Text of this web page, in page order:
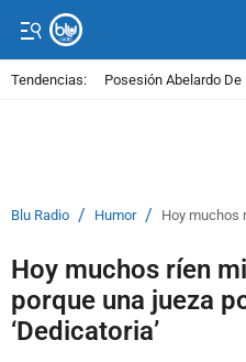
Tendencias: Posesión Abelardo De
Blu Radio / Humor / Hoy muchos
Hoy muchos ríen
porque una jueza
‘Dedicatoria’